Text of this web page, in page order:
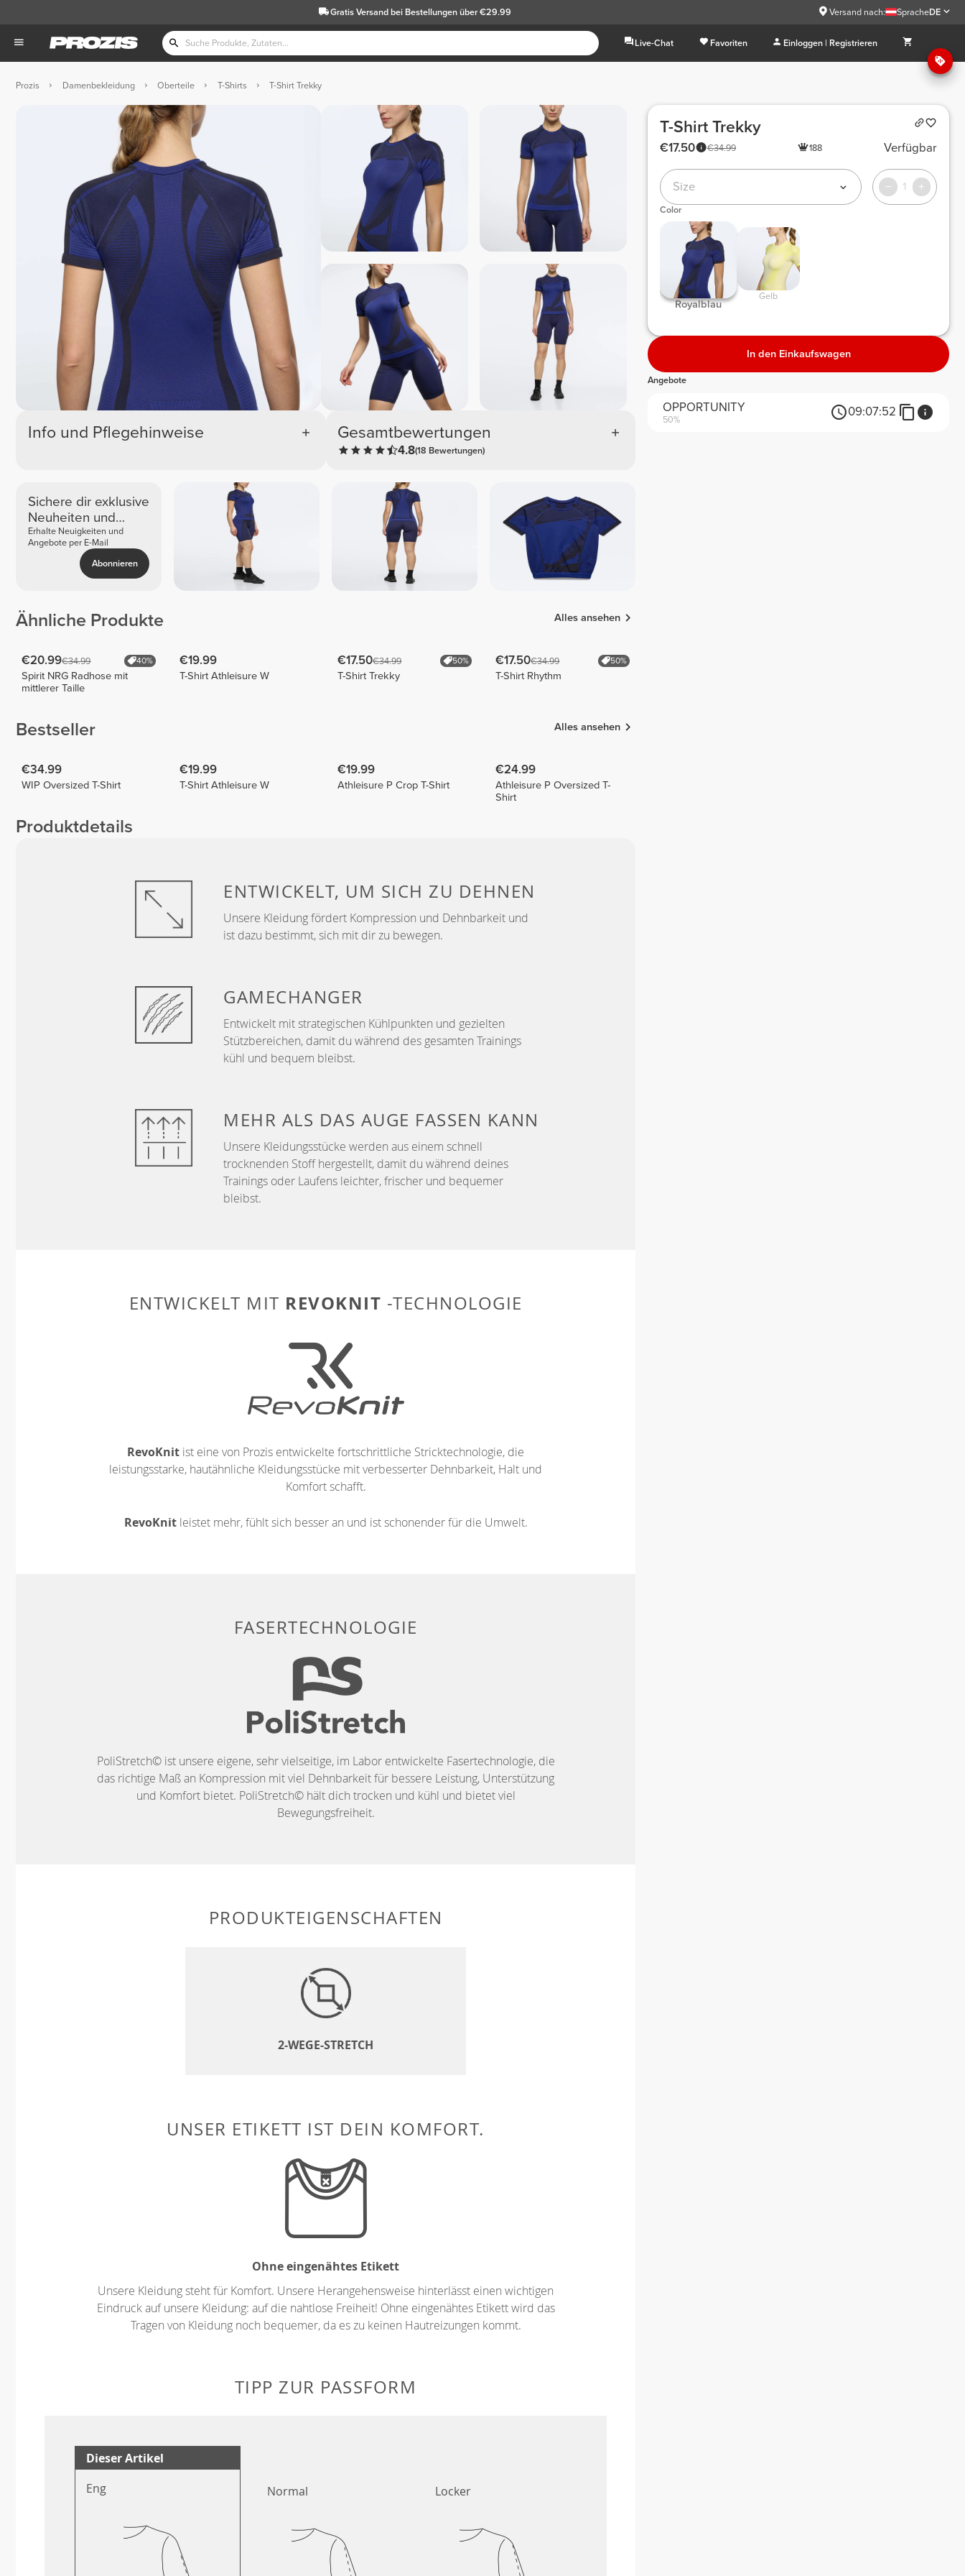
Gratis Versandbei Bestellungen über €29.99 Versand nach: SpracheDE
Live-Chat Favoriten Einloggen | Registrieren
Prozis Damenbekleidung Oberteile T-Shirts T-Shirt Trekky
Info und Pflegehinweise Gesamtbewertungen
4.8(18 Bewertungen)
Sichere dir exklusive
Neuheiten und
Angebote
Erhalte Neuigkeiten und
Angebote per E-Mail
Abonnieren
Ähnliche Produkte Alles ansehen
€20.99€34.99 40%
Spirit NRG Radhose mit
mittlerer Taille
€19.99
T-Shirt Athleisure W
€17.50€34.99 50%
T-Shirt Trekky
€17.50€34.99 50%
T-Shirt Rhythm
Bestseller Alles ansehen
€34.99
WIP Oversized T-Shirt
€19.99
T-Shirt Athleisure W
€19.99
Athleisure P Crop T-Shirt
€24.99
Athleisure P Oversized T-
Shirt
Produktdetails
ENTWICKELT, UM SICH ZU DEHNEN
Unsere Kleidung fördert Kompression und Dehnbarkeit und
ist dazu bestimmt, sich mit dir zu bewegen.
GAMECHANGER
Entwickelt mit strategischen Kühlpunkten und gezielten
Stützbereichen, damit du während des gesamten Trainings
kühl und bequem bleibst.
MEHR ALS DAS AUGE FASSEN KANN
Unsere Kleidungsstücke werden aus einem schnell
trocknenden Stoff hergestellt, damit du während deines
Trainings oder Laufens leichter, frischer und bequemer
bleibst.
ENTWICKELT MIT REVOKNIT -TECHNOLOGIE
RevoKnit ist eine von Prozis entwickelte fortschrittliche Stricktechnologie, die
leistungsstarke, hautähnliche Kleidungsstücke mit verbesserter Dehnbarkeit, Halt und
Komfort schafft.
RevoKnitleistet mehr, fühlt sich besser an und ist schonender für die Umwelt.
FASERTECHNOLOGIE
PoliStretch© ist unsere eigene, sehr vielseitige, im Labor entwickelte Fasertechnologie, die
das richtige Maß an Kompression mit viel Dehnbarkeit für bessere Leistung, Unterstützung
und Komfort bietet. PoliStretch© hält dich trocken und kühl und bietet viel
Bewegungsfreiheit.
PRODUKTEIGENSCHAFTEN
2-WEGE-STRETCH
UNSER ETIKETT IST DEIN KOMFORT.
Ohne eingenähtes Etikett
Unsere Kleidung steht für Komfort. Unsere Herangehensweise hinterlässt einen wichtigen
Eindruck auf unsere Kleidung: auf die nahtlose Freiheit! Ohne eingenähtes Etikett wird das
Tragen von Kleidung noch bequemer, da es zu keinen Hautreizungen kommt.
TIPP ZUR PASSFORM
Dieser Artikel
Eng
Normal Locker
T-Shirt Trekky
€34.99
€17.50 188 Verfügbar
Size 1
Color
Royalblau
Gelb
In den Einkaufswagen
Angebote
OPPORTUNITY
50%
09:07:52